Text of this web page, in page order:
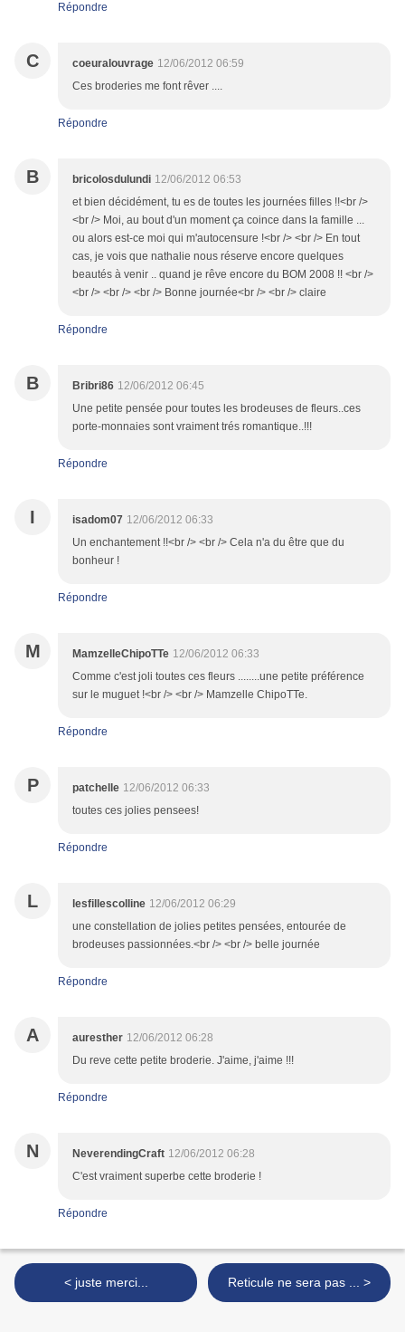
Répondre
C coeuralouvrage 12/06/2012 06:59
Ces broderies me font rêver ....
Répondre
B bricolosdulundi 12/06/2012 06:53
et bien décidément, tu es de toutes les journées filles !!<br />
<br /> Moi, au bout d'un moment ça coince dans la famille ...
ou alors est-ce moi qui m'autocensure !<br /> <br /> En tout
cas, je vois que nathalie nous réserve encore quelques
beautés à venir .. quand je rêve encore du BOM 2008 !! <br />
<br /> <br /> <br /> Bonne journée<br /> <br /> claire
Répondre
B Bribri86 12/06/2012 06:45
Une petite pensée pour toutes les brodeuses de fleurs..ces
porte-monnaies sont vraiment trés romantique..!!!
Répondre
I isadom07 12/06/2012 06:33
Un enchantement !!<br /> <br /> Cela n'a du être que du
bonheur !
Répondre
M MamzelleChipoTTe 12/06/2012 06:33
Comme c'est joli toutes ces fleurs ........une petite préférence
sur le muguet !<br /> <br /> Mamzelle ChipoTTe.
Répondre
P patchelle 12/06/2012 06:33
toutes ces jolies pensees!
Répondre
L lesfillescolline 12/06/2012 06:29
une constellation de jolies petites pensées, entourée de
brodeuses passionnées.<br /> <br /> belle journée
Répondre
A auresther 12/06/2012 06:28
Du reve cette petite broderie. J'aime, j'aime !!!
Répondre
N NeverendingCraft 12/06/2012 06:28
C'est vraiment superbe cette broderie !
Répondre
< juste merci... Reticule ne sera pas ... >